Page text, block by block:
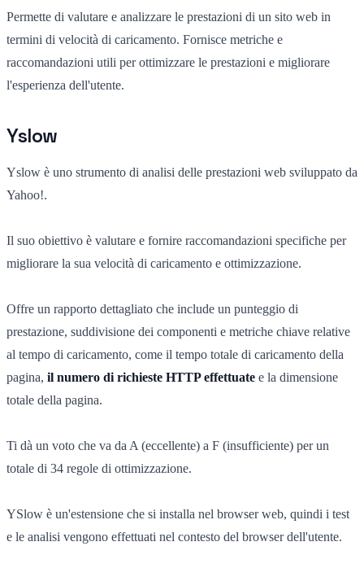
Permette di valutare e analizzare le prestazioni di un sito web in
termini di velocità di caricamento. Fornisce metriche e
raccomandazioni utili per ottimizzare le prestazioni e migliorare
l'esperienza dell'utente.
Yslow
Yslow è uno strumento di analisi delle prestazioni web sviluppato da
Yahoo!.
Il suo obiettivo è valutare e fornire raccomandazioni specifiche per
migliorare la sua velocità di caricamento e ottimizzazione.
Offre un rapporto dettagliato che include un punteggio di
prestazione, suddivisione dei componenti e metriche chiave relative
al tempo di caricamento, come il tempo totale di caricamento della
pagina, il numero di richieste HTTP effettuate e la dimensione
totale della pagina.
Ti dà un voto che va da A (eccellente) a F (insufficiente) per un
totale di 34 regole di ottimizzazione.
YSlow è un'estensione che si installa nel browser web, quindi i test
e le analisi vengono effettuati nel contesto del browser dell'utente.